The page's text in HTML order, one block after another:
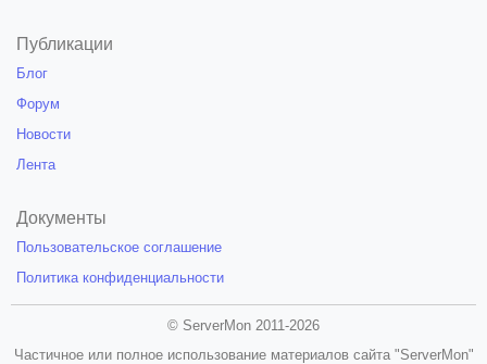
Публикации
Блог
Форум
Новости
Лента
Документы
Пользовательское соглашение
Политика конфиденциальности
© ServerMon 2011-2026
Частичное или полное использование материалов сайта "ServerMon"